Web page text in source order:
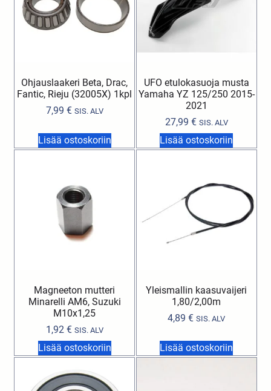
Ohjauslaakeri Beta, Drac,
Fantic, Rieju (32005X) 1kpl
7,99 € SIS. ALV
Lisää ostoskoriin
UFO etulokasuoja musta
Yamaha YZ 125/250 2015-
2021
27,99 € SIS. ALV
Lisää ostoskoriin
Magneeton mutteri
Minarelli AM6, Suzuki
M10x1,25
1,92 € SIS. ALV
Lisää ostoskoriin
Yleismallin kaasuvaijeri
1,80/2,00m
4,89€ SIS. ALV
Lisää ostoskoriin